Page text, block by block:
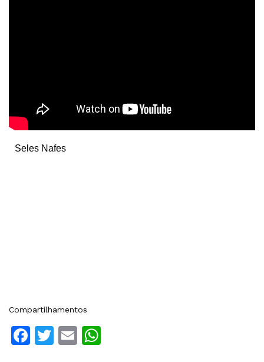
Seles Nafes
Compartilhamentos
Facebook
Twitter
Email